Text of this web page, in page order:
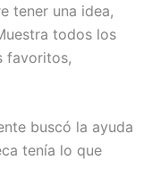
tener una idea,
todos los
favoritos,
buscó la ayuda
tenía lo que